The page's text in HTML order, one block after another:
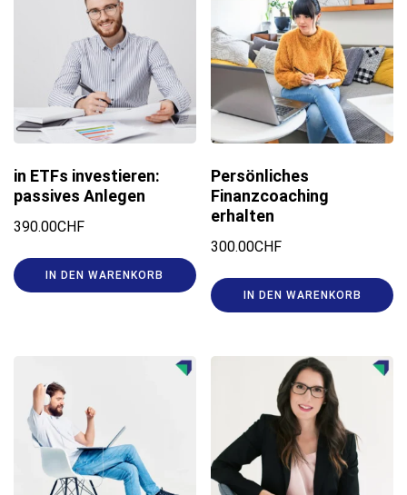
in ETFs investieren:
passives Anlegen
390.00CHF
IN DEN WARENKORB
Persönliches
Finanzcoaching
erhalten
300.00CHF
IN DEN WARENKORB